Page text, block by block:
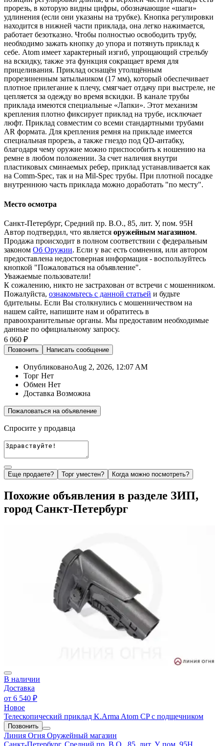
прорезь, в которую видны цифры, обозначающие «шаги»
удлинения (если они указаны на трубке). Кнопка регулировки
находится в нижней части приклада, она легко нажимается,
работает безотказно. Чтобы полностью освободить трубу,
необходимо зажать кнопку до упора и потянуть приклад к
себе. Atom имеет характерный изгиб, упрощающий стрельбу
на вскидку, также эта функция сокращает время для
прицеливания. Приклад оснащён утолщённым
прорезиненным затыльником (17 мм), который обеспечивает
плотное прилегание к плечу, смягчает отдачу при выстреле, не
цепляется за одежду во время вскидки. В канале трубы
приклада имеются специальные «Лапки». Этот механизм
крепления плотно фиксирует приклад на трубе, исключает
люфт. Приклад совместим со всеми стандартными трубами
AR формата. Для крепления ремня на прикладе имеется
специальная прорезь, а также гнездо под QD-антабку,
благодаря чему оружие можно приспособить к ношению на
ремне в любом положении. За счет наличия внутри
пластиковых сминаемых ребер, приклад устанавливается как
на Comm-Spec, так и на Mil-Spec трубы. При плотной посадке
внутреннюю часть приклада можно доработать "по месту".
Место осмотра
Санкт-Петербург, Средний пр. В.О., 85, лит. У, пом. 95Н
Автор подтвердил, что является оружейным магазином.
Продажа происходит в полном соответствии с федеральным
законом Об Оружии. Если у вас есть сомнения, или автором
предоставлена недостоверная информация - воспользуйтесь
кнопкой "Пожаловаться на объявление".
Уважаемые пользователи!
К сожалению, никто не застрахован от встречи с мошенником.
Пожалуйста, ознакомьтесь с данной статьей и будьте
бдительны. Если Вы столкнулись с мошенничеством на
нашем сайте, напишите нам и обратитесь в
правоохранительные органы. Мы предоставим необходимые
данные по официальному запросу.
6 060 ₽
Позвонить Написать сообщение
ОпубликованоAug 2, 2026, 12:07 AM
Торг Нет
Обмен Нет
Доставка Возможна
Пожаловаться на объявление
Спросите у продавца
Еще продаете? Торг уместен? Когда можно посмотреть?
Похожие объявления в разделе ЗИП,
город Санкт-Петербург
В наличии
Доставка
от 6 540 ₽
Новое
Телескопический приклад K.Arma Atom CP с подщечником
Позвонить
Линия Огня Оружейный магазин